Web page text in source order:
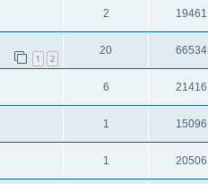
2 19461
1 2
20 66534
6 21416
1 15096
1 20506